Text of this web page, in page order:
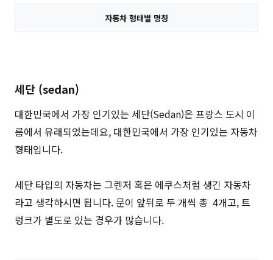
자동차 형태별 명칭
세단 (sedan)
대한민국에서 가장 인기있는 세단(Sedan)은 프랑스 도시 이
름에서 유래되었는데요, 대한민국에서 가장 인기있는 자동차
형태입니다.
세단 타입의 자동차는 그렌저 혹은 에쿠스처럼 생긴 자동차
라고 생각하시면 됩니다. 문이 앞뒤로 두 개씩 총 4개고, 트
렁크가 별도로 있는 경우가 많습니다.